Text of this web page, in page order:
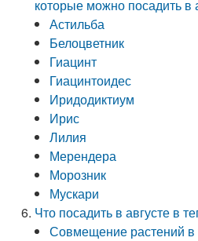
которые можно посадить в
Астильба
Белоцветник
Гиацинт
Гиацинтоидес
Иридодиктиум
Ирис
Лилия
Мерендера
Морозник
Мускари
Что посадить в августе в
Совмещение растений в